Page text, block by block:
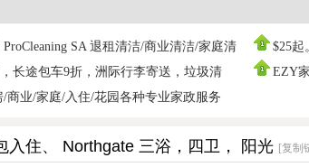
SA 退租清洁/商业清洁/家庭清 $25起
长途包车9折，洲际行李寄送，垃圾清 EZY
/商业/家庭/入住/花园各种专业家政服务
入住、 Northgate 三浴，四卫， 阳光 [复制